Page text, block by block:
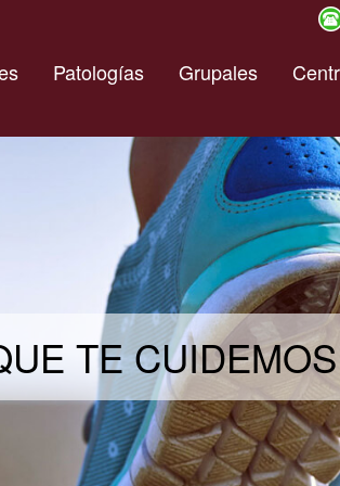
Patologías Grupales
TE CUIDEMOS